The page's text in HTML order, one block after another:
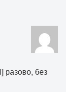
разово, без